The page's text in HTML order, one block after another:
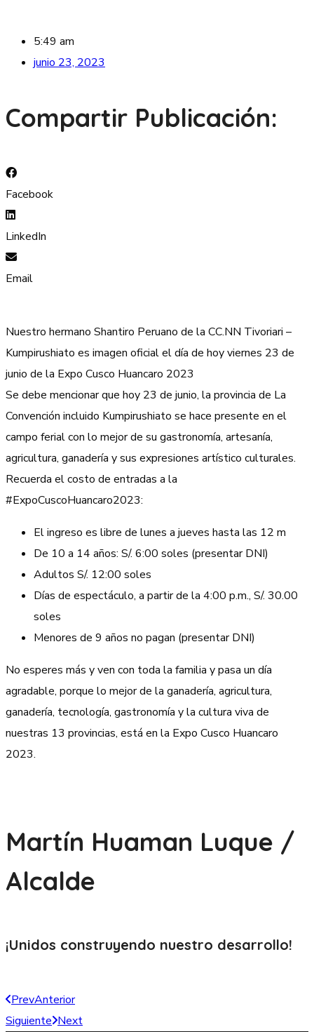
5:49 am
junio 23, 2023
Compartir Publicación:
Facebook
LinkedIn
Email
Nuestro hermano Shantiro Peruano de la CC.NN Tivoriari –
Kumpirushiato es imagen oficial el día de hoy viernes 23 de
junio de la Expo Cusco Huancaro 2023
Se debe mencionar que hoy 23 de junio, la provincia de La
Convención incluido Kumpirushiato se hace presente en el
campo ferial con lo mejor de su gastronomía, artesanía,
agricultura, ganadería y sus expresiones artístico culturales.
Recuerda el costo de entradas a la
#ExpoCuscoHuancaro2023:
El ingreso es libre de lunes a jueves hasta las 12 m
De 10 a 14 años: S/. 6:00 soles (presentar DNI)
Adultos S/. 12:00 soles
Días de espectáculo, a partir de la 4:00 p.m., S/. 30.00
soles
Menores de 9 años no pagan (presentar DNI)
No esperes más y ven con toda la familia y pasa un día
agradable, porque lo mejor de la ganadería, agricultura,
ganadería, tecnología, gastronomía y la cultura viva de
nuestras 13 provincias, está en la Expo Cusco Huancaro
2023.
Martín Huaman Luque /
Alcalde
¡Unidos construyendo nuestro desarrollo!
PrevAnterior
Siguiente Next